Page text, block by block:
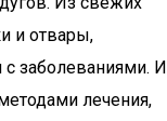
и отвары,
с заболеваниями. И
лечения,